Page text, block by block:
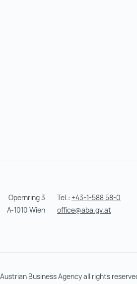
Business Agency all rights
Opernring 3
A-1010 Wien
Tel.: +43-1-588 58-0
office@aba.gv.at